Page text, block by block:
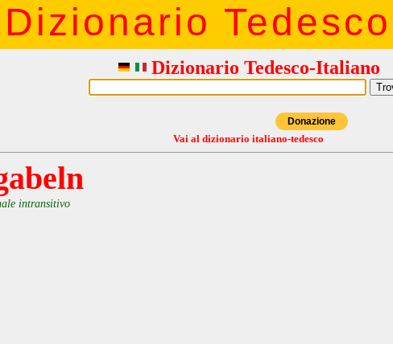
Dizionario Tedesco
Dizionario Tedesco-Italiano
Donazione
Vai al dizionario italiano-tedesco
intransitivo